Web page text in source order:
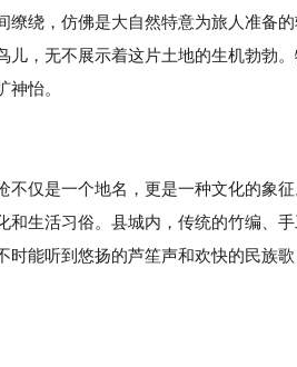
缭绕，仿佛是大自然特意为旅人准备的
儿，无不展示着这片土地的生机勃勃
怡。
仅是一个地名，更是一种文化的象征
和生活习俗。县城内，传统的竹编、手
时能听到悠扬的芦笙声和欢快的民族歌